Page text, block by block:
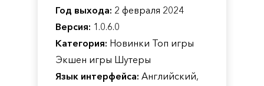
Год выхода: 2 февраля 2024
Версия: 1.0.6.0
Категория: Новинки Топ игры
Экшен игры Шутеры
Язык интерфейса: Английский,